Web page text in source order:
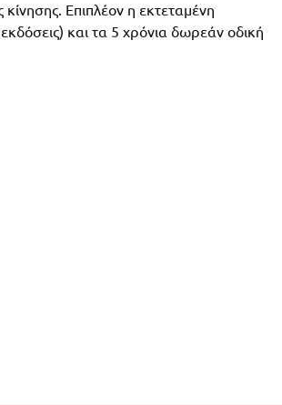
Επιπλέον η εκτεταμένη
και τα 5 χρόνια δωρεάν οδική